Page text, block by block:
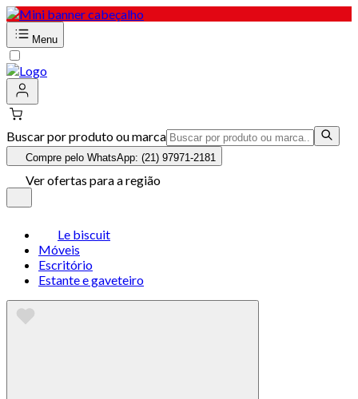
Menu
Buscar por produto ou marca
Compre pelo WhatsApp: (21) 97971-2181
Ver ofertas para a região
Le biscuit
Móveis
Escritório
Estante e gaveteiro